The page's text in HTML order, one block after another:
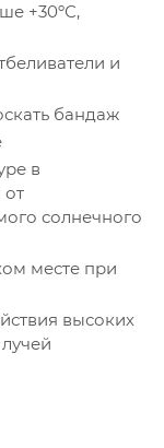
+30ºС,
и
бандаж
в
от
солнечного
месте при
высоких